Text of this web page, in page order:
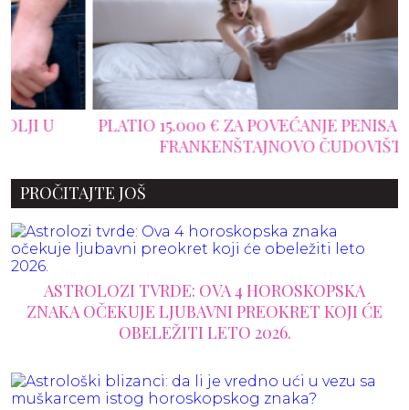
PLATIO 15.000 € ZA POVEĆANJE PENISA I POSTAO
FRANKENŠTAJNOVO ČUDOVIŠTE
PROČITAJTE JOŠ
ASTROLOZI TVRDE: OVA 4 HOROSKOPSKA
ZNAKA OČEKUJE LJUBAVNI PREOKRET KOJI ĆE
OBELEŽITI LETO 2026.